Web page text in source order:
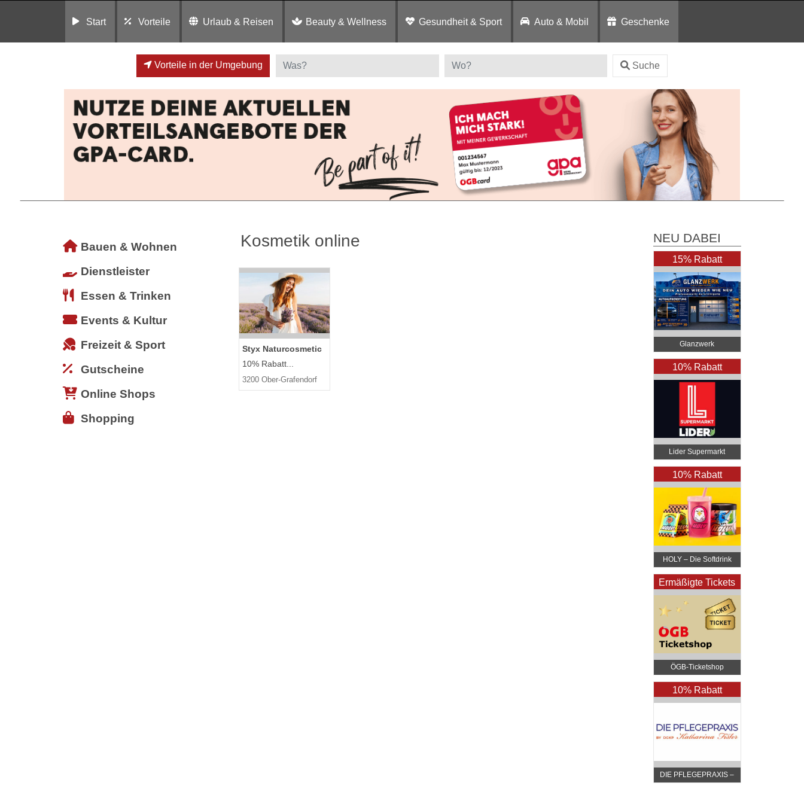
Start Vorteile Urlaub & Reisen Beauty & Wellness Gesundheit & Sport Auto & Mobil Geschenke
Vorteile in der Umgebung Suche
Bauen & Wohnen
Dienstleister
Essen & Trinken
Events & Kultur
Freizeit & Sport
Gutscheine
Online Shops
Shopping
Kosmetik online
Styx Naturcosmetic
10% Rabatt...
3200 Ober-Grafendorf
NEU DABEI
15% Rabatt
Glanzwerk
Autoreinigung
10% Rabatt
Lider Supermarkt
Bregenz
10% Rabatt
HOLY – Die Softdrink
Revolution
Ermäßigte Tickets
ÖGB-Ticketshop
10% Rabatt
DIE PFLEGEPRAXIS –
by DGKP Katharina